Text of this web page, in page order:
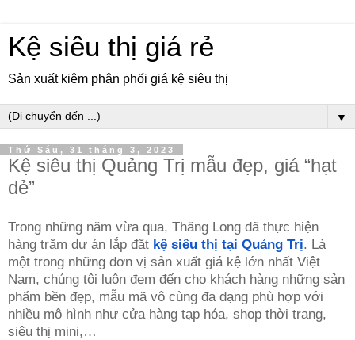
Kệ siêu thị giá rẻ
Sản xuất kiêm phân phối giá kệ siêu thị
▼
Thứ Sáu, 31 tháng 3, 2023
Kệ siêu thị Quảng Trị mẫu đẹp, giá “hạt
dẻ”
Trong những năm vừa qua, Thăng Long đã thực hiện
hàng trăm dự án lắp đặt kệ siêu thị tại Quảng Trị. Là
một trong những đơn vị sản xuất giá kệ lớn nhất Việt
Nam, chúng tôi luôn đem đến cho khách hàng những sản
phẩm bền đẹp, mẫu mã vô cùng đa dạng phù hợp với
nhiều mô hình như cửa hàng tạp hóa, shop thời trang,
siêu thị mini,…